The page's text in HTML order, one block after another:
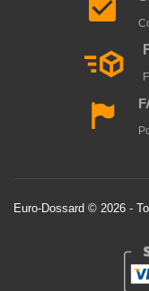
»
»
Euro-Dossard © 2026 -